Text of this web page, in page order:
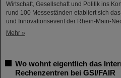
Wirtschaft, Gesellschaft und Politik ins
rund 100 Messeständen etabliert sich
und Innovationsevent der Rhein-Main-
Mehr »
Wo wohnt eigentlich das
Rechenzentren bei GSI/FAIR